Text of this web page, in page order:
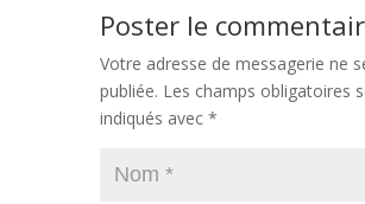
Poster le
Votre adresse de messagerie ne
publiée. Les champs obligatoires
indiqués avec *